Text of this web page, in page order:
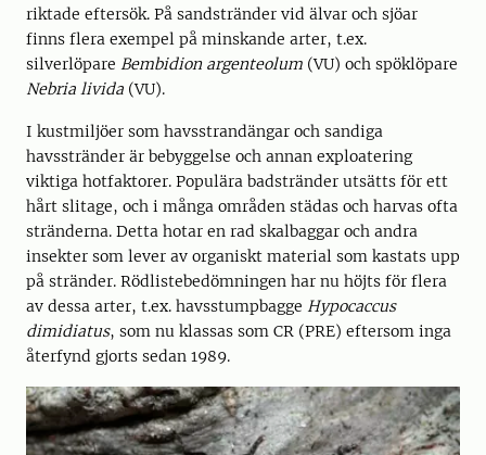
riktade eftersök. På sandstränder vid älvar och sjöar
finns flera exempel på minskande arter, t.ex.
silverlöpare Bembidion argenteolum (VU) och spöklöpare
Nebria livida (VU).
I kustmiljöer som havsstrandängar och sandiga
havsstränder är bebyggelse och annan exploatering
viktiga hotfaktorer. Populära badstränder utsätts för ett
hårt slitage, och i många områden städas och harvas ofta
stränderna. Detta hotar en rad skalbaggar och andra
insekter som lever av organiskt material som kastats upp
på stränder. Rödlistebedömningen har nu höjts för flera
av dessa arter, t.ex. havsstumpbagge Hypocaccus
dimidiatus, som nu klassas som CR (PRE) eftersom inga
återfynd gjorts sedan 1989.